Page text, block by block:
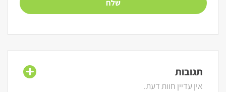
תגובות
אין עדיין חוות דעת.